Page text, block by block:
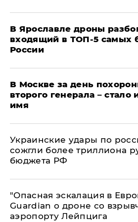
В Ярославле дроны
входящий в ТОП-5 самых
России
В Москве за день
второго генерала – стало
имя
Украинские удары по
сожгли более триллиона
бюджета РФ
"Опасная эскалация в
Guardian о дроне со
аэропорту Лейпцига